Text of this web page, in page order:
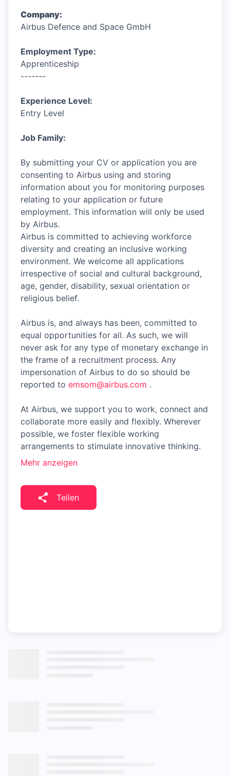
Company:
Airbus Defence and Space GmbH
Employment Type:
Apprenticeship
-------
Experience Level:
Entry Level
Job Family:
By submitting your CV or application you are
consenting to Airbus using and storing
information about you for monitoring purposes
relating to your application or future
employment. This information will only be used
by Airbus.
Airbus is committed to achieving workforce
diversity and creating an inclusive working
environment. We welcome all applications
irrespective of social and cultural background,
age, gender, disability, sexual orientation or
religious belief.
Airbus is, and always has been, committed to
equal opportunities for all. As such, we will
never ask for any type of monetary exchange in
the frame of a recruitment process. Any
impersonation of Airbus to do so should be
reported to emsom@airbus.com .
At Airbus, we support you to work, connect and
collaborate more easily and flexibly. Wherever
possible, we foster flexible working
arrangements to stimulate innovative thinking.
Mehr anzeigen
Teilen